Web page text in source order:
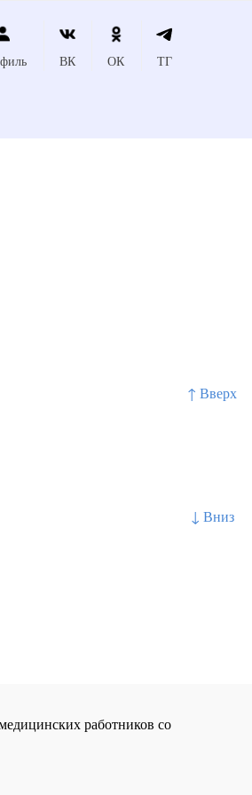
↑ Вверх
↓ Вниз
ВК ОК ТГ
работников со